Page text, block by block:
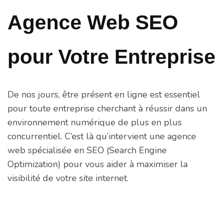
Agence Web SEO
pour Votre Entreprise
De nos jours, être présent en ligne est essentiel
pour toute entreprise cherchant à réussir dans un
environnement numérique de plus en plus
concurrentiel. C’est là qu’intervient une agence
web spécialisée en SEO (Search Engine
Optimization) pour vous aider à maximiser la
visibilité de votre site internet.